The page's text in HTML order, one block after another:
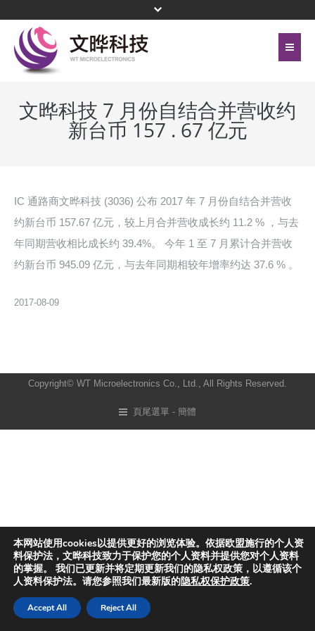
代理产品线
公司治理
新闻中心
联络我们
隐私权保护政策
頁尾選單 - 簡體
文晔科技 7 月份自结合并营收约
新台币 157 . 67 亿元
IC 通路商文晔科技 (3036) 公布 2017 年 7 月份自结合并营收
约新台币 157.67 亿元，较上月合并营收成长约 11.2 % ，与去
年同期营收相比成长约 39.4%。 今年 1 至 7 月累计合并营收
约新台币 945.09 亿元，与去年同期相较年增率约达 37.6 % 。
2017-08-09
Copyright© WT Microelectronics Co., Ltd., All Rights Reserved.
頁尾選單 - 簡體
本网站使用cookies以提供更好的浏览体验。依据欧盟施行的个人资
料保护法，文晔科技致力于保护您的个人资料并提供您对个人资料
的掌握。 我们已更新并将定期更新我们的隐私权政策，以遵循该个
人资料保护法。请您参照我们最新版的隐私权保护政策.
Accept All Reject All